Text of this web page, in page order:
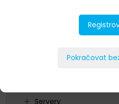
Datacenterová
Servery
Pokračovat